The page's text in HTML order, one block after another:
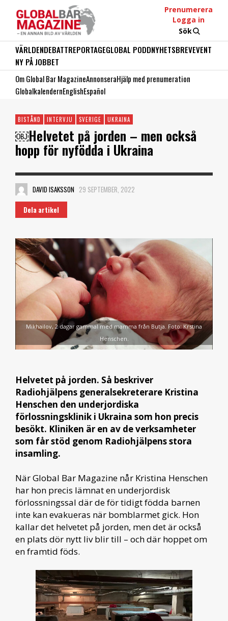
Prenumerera
Logga in
Sök
VÄRLDENDEBATTREPORTAGEGLOBAL PODDNYHETSBREVEVENT
NY PÅ JOBBET
Om Global Bar MagazineAnnonseraHjälp med prenumeration
GlobalkalendernEnglishEspañol
BISTÅND INTERVJU SVERIGE UKRAINA
￼Helvetet på jorden – men också
hopp för nyfödda i Ukraina
DAVID ISAKSSON 29 SEPTEMBER, 2022
Dela artikel
Mikhailov, 2 dagar gammal med mamma från Butja. Foto: Krstina
Henschen.
Helvetet på jorden. Så beskriver
Radiohjälpens generalsekreterare Kristina
Henschen den underjordiska
förlossningsklinik i Ukraina som hon precis
besökt. Kliniken är en av de verksamheter
som får stöd genom Radiohjälpens stora
insamling.
När Global Bar Magazine når Kristina Henschen
har hon precis lämnat en underjordisk
förlossningssal där de för tidigt födda barnen
inte kan evakueras när bomblarmet gick. Hon
kallar det helvetet på jorden, men det är också
en plats dör nytt liv blir till – och där hoppet om
en framtid föds.